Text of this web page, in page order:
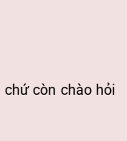
còn chào hỏi